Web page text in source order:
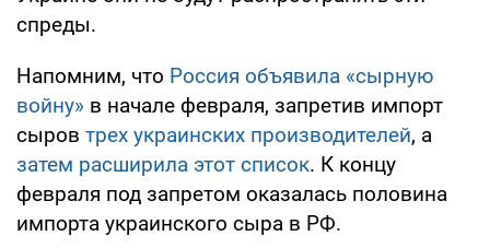
спреды.
Напомним, что Россия объявила «сырную
войну» в начале февраля, запретив импорт
сыров трех украинских производителей, а
затем расширила этот список. К концу
февраля под запретом оказалась половина
импорта украинского сыра в РФ.